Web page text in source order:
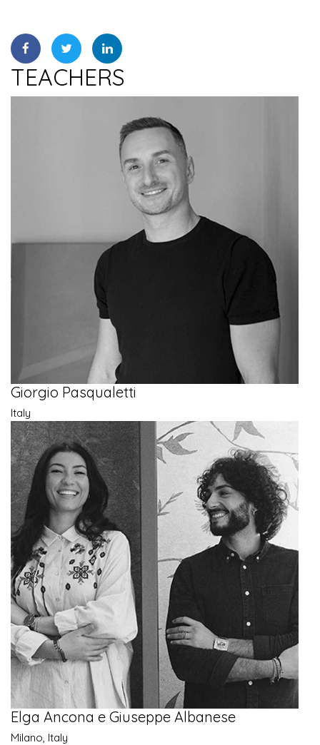
TEACHERS
Giorgio Pasqualetti
Italy
Elga Ancona e Giuseppe Albanese
Milano, Italy